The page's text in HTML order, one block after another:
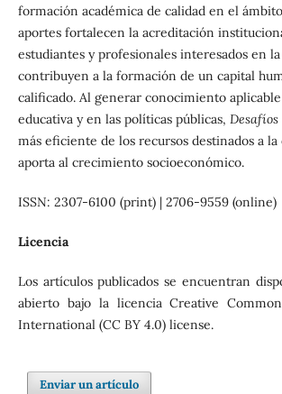
formación académica de calidad en el
aportes fortalecen la acreditación
estudiantes y profesionales interesados en
contribuyen a la formación de un capital
calificado. Al generar conocimiento
educativa y en las políticas públicas, Desafíos
más eficiente de los recursos destinados a la
aporta al crecimiento socioeconómico.
ISSN: 2307-6100 (print) | 2706-9559 (online)
Licencia
Los artículos publicados se encuentran
abierto bajo la licencia Creative
International (CC BY 4.0) license.
Enviar un artículo